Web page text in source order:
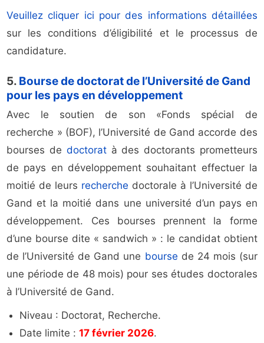
Veuillez cliquer ici pour des informations détaillées
sur les conditions d’éligibilité et le processus de
candidature.
5. Bourse de doctorat de l’Université de Gand
pour les pays en développement
Avec le soutien de son «Fonds spécial de
recherche » (BOF), l’Université de Gand accorde des
bourses de doctoratà des doctorants prometteurs
de pays en développement souhaitant effectuer la
moitié de leurs recherche doctorale à l’Université de
Gand et la moitié dans une université d’un pays en
développement. Ces bourses prennent la forme
d’une bourse dite « sandwich » : le candidat obtient
de l’Université de Gand une bourse de 24 mois (sur
une période de 48 mois) pour ses études doctorales
à l’Université de Gand.
Niveau : Doctorat, Recherche.
Date limite :17 février 2026.